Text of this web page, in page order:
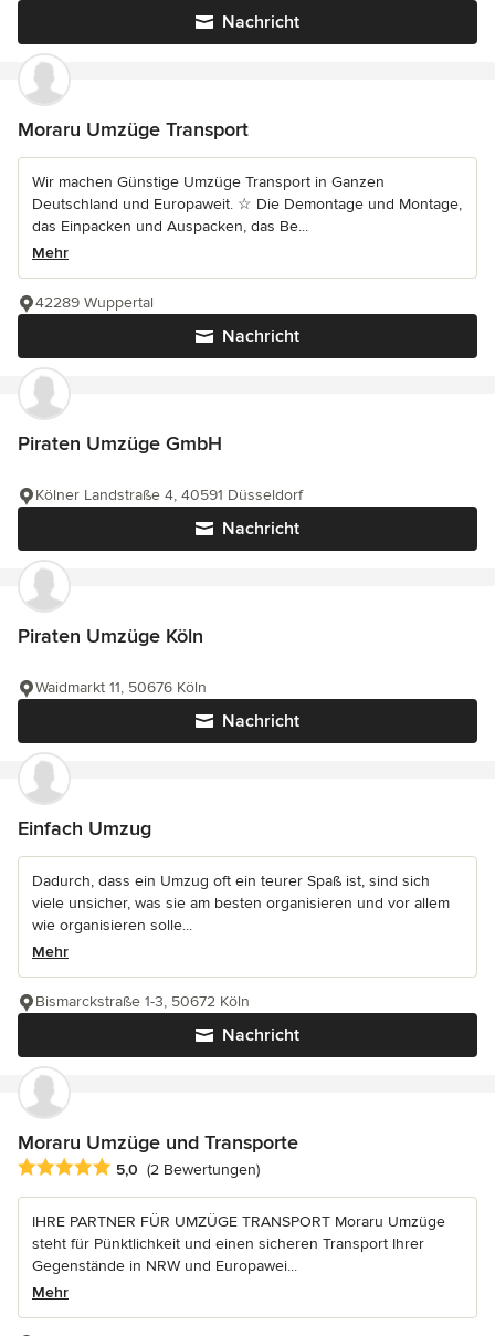
Nachricht
Moraru Umzüge Transport
Wir machen Günstige Umzüge Transport in Ganzen
Deutschland und Europaweit. ☆ Die Demontage und Montage,
das Einpacken und Auspacken, das Be...
Mehr
Nachricht
42289 Wuppertal
Piraten Umzüge GmbH
Nachricht
Kölner Landstraße 4, 40591 Düsseldorf
Piraten Umzüge Köln
Nachricht
Waidmarkt 11, 50676 Köln
Einfach Umzug
Dadurch, dass ein Umzug oft ein teurer Spaß ist, sind sich
viele unsicher, was sie am besten organisieren und vor allem
wie organisieren solle...
Mehr
Nachricht
Bismarckstraße 1-3, 50672 Köln
Moraru Umzüge und Transporte
Durchschnittliche Bewertung: 5 von 5 Sternen
5,0 (2 Bewertungen)
IHRE PARTNER FÜR UMZÜGE TRANSPORT Moraru Umzüge
steht für Pünktlichkeit und einen sicheren Transport Ihrer
Gegenstände in NRW und Europawei...
Mehr